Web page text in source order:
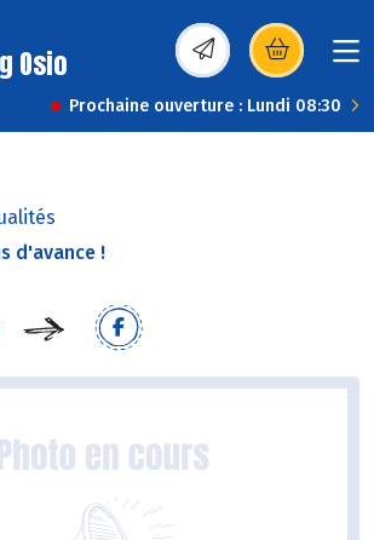
Osio (s’ouvre dans une
Prochaine ouverture : Lundi 08:30
d'avance !